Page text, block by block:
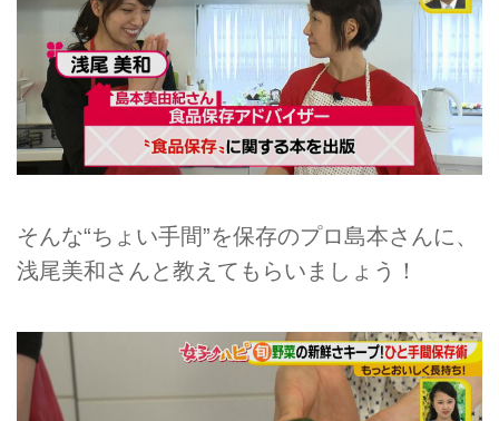
そんな“ちょい手間”を保存のプロ島本さんに、
浅尾美和さんと教えてもらいましょう！